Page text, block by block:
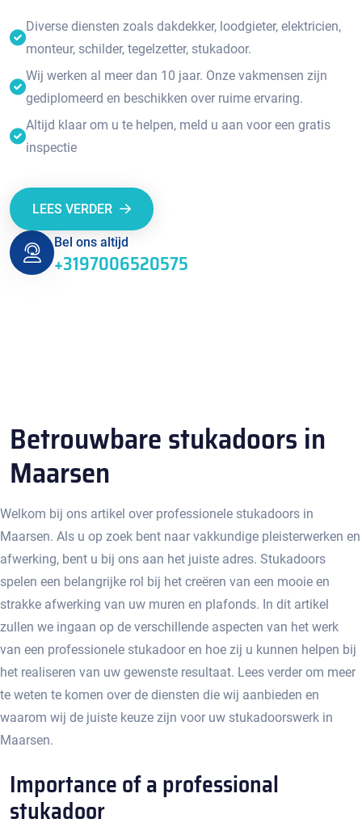
Diverse diensten zoals dakdekker, loodgieter, elektricien,
monteur, schilder, tegelzetter, stukadoor.
Wij werken al meer dan 10 jaar. Onze vakmensen zijn
gediplomeerd en beschikken over ruime ervaring.
Altijd klaar om u te helpen, meld u aan voor een gratis
inspectie
LEES VERDER
Bel ons altijd
+3197006520575
Betrouwbare stukadoors in
Maarsen
Welkom bij ons artikel over professionele stukadoors in
Maarsen.​ Als u op zoek bent naar vakkundige pleisterwerken en
afwerking, bent u bij ons aan het juiste adres.​ Stukadoors
spelen een belangrijke rol bij het creëren van een mooie en
strakke afwerking van uw muren en plafonds.​ In dit artikel
zullen we ingaan op de verschillende aspecten van het werk
van een professionele stukadoor en hoe zij u kunnen helpen bij
het realiseren van uw gewenste resultaat.​ Lees verder om meer
te weten te komen over de diensten die wij aanbieden en
waarom wij de juiste keuze zijn voor uw stukadoorswerk in
Maarsen.
Importance of a professional
stukadoor